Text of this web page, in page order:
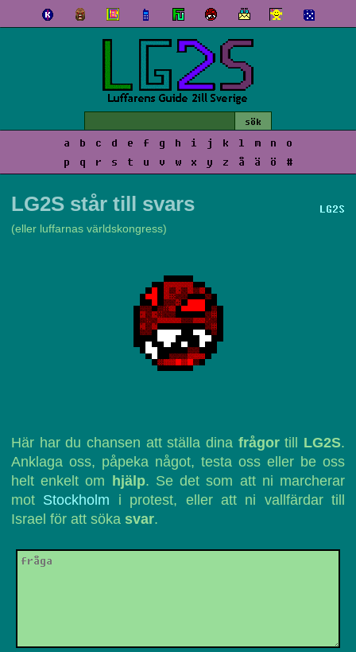
a b c d e f g h i j k l m n
o
p
q r s t u v w x y z å ä ö #
LG2S
LG2S står till svars
(eller luffarnas världskongress)
Här har du chansen att ställa dina frågortill LG2S.
Anklaga oss, påpeka något, testa oss eller be oss
helt enkelt om
hjälp. Se det som att ni marcherar
mot Stockholm i protest, eller att ni vallfärdar till
Israel för att söka svar.